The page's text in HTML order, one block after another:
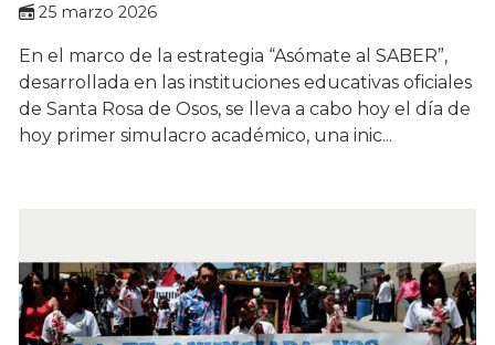
25 marzo 2026
En el marco de la estrategia “Asómate al SABER”,
desarrollada en las instituciones educativas oficiales
de Santa Rosa de Osos, se lleva a cabo hoy el día de
hoy primer simulacro académico, una inic...